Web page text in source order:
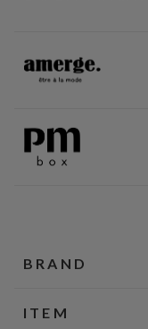
BRAND
ITEM